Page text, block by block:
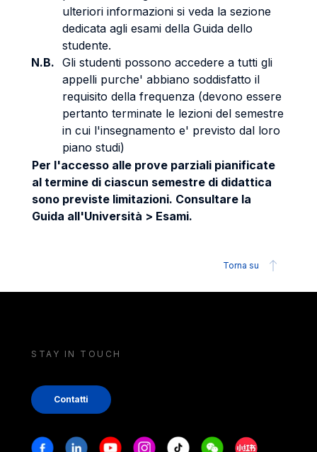
ulteriori informazioni si veda la sezione
dedicata agli esami della Guida dello
studente.
N.B. Gli studenti possono accedere a tutti gli
appelli purche' abbiano soddisfatto il
requisito della frequenza (devono essere
pertanto terminate le lezioni del semestre
in cui l'insegnamento e' previsto dal loro
piano studi)
Per l'accesso alle prove parziali pianificate
al termine di ciascun semestre di didattica
sono previste limitazioni. Consultare la
Guida all'Università > Esami.
Torna su
STAY IN TOUCH
Contatti
Stay in touch
FacebookLinkedinYoutubeInstagram
Tiktok WeechatXiaohongshu/